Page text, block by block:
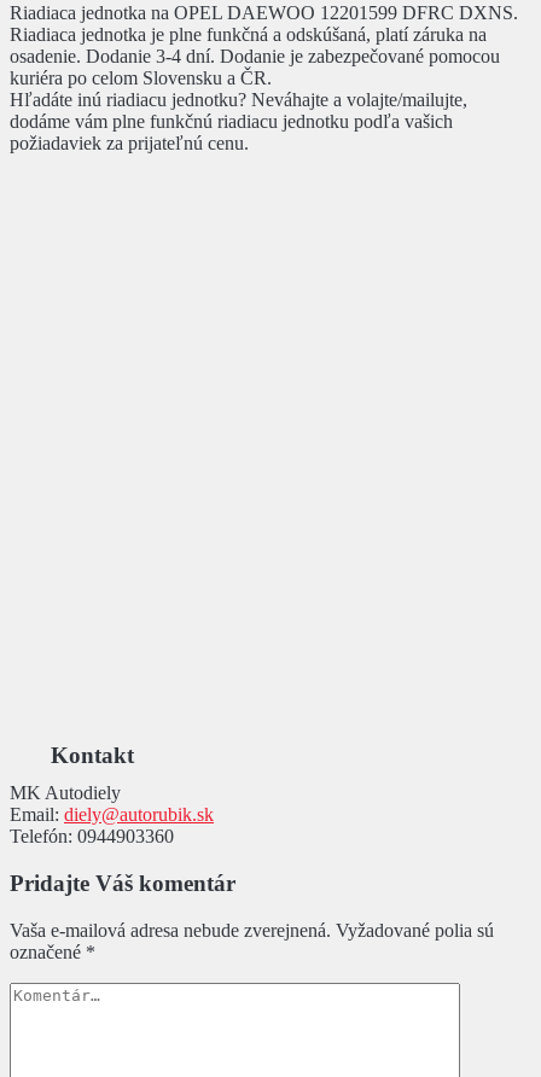
Riadiaca jednotka na OPEL DAEWOO 12201599 DFRC DXNS.
Riadiaca jednotka je plne funkčná a odskúšaná, platí záruka na
osadenie. Dodanie 3-4 dní. Dodanie je zabezpečované pomocou
kuriéra po celom Slovensku a ČR.
Hľadáte inú riadiacu jednotku? Neváhajte a volajte/mailujte,
dodáme vám plne funkčnú riadiacu jednotku podľa vašich
požiadaviek za prijateľnú cenu.
Kontakt
MK Autodiely
Email: diely@autorubik.sk
Telefón: 0944903360
Pridajte Váš komentár
Vaša e-mailová adresa nebude zverejnená. Vyžadované polia sú
označené *